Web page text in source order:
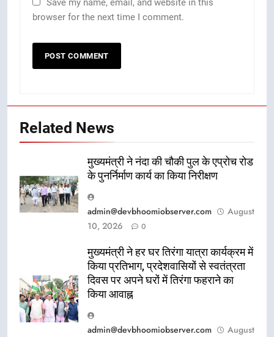
Save my name, email, and website in this
browser for the next time I comment.
Related News
मुख्यमंत्री ने नंदा की चौकी पुल के एप्रोच रोड
के पुनर्निर्माण कार्य का किया निरीक्षण
admin@devbhoomiobserver.com
August
10, 2026
0
मुख्यमंत्री ने हर घर तिरंगा यात्रा कार्यक्रम में
किया प्रतिभाग, प्रदेशवासियों से स्वतंत्रता
दिवस पर अपने घरों में तिरंगा फहराने का
किया आवाह्न
admin@devbhoomiobserver.com
August